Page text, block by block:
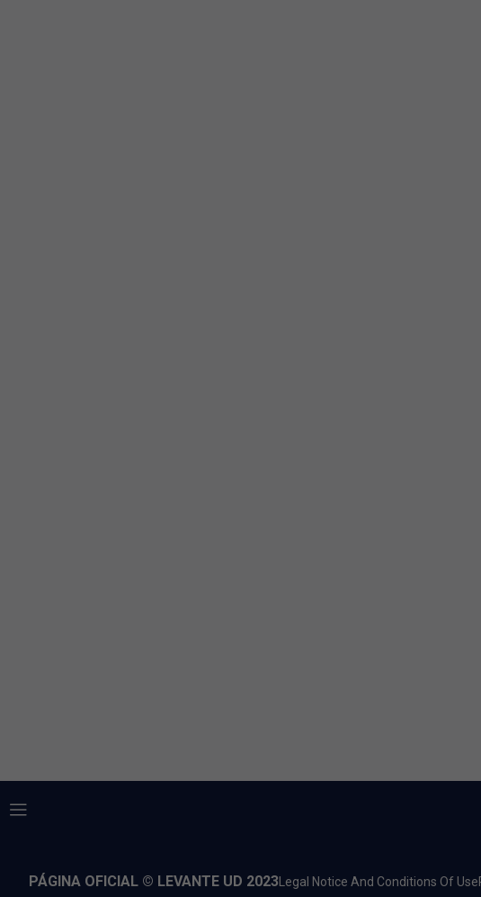
Legal Notice And Conditions Of Use
PÁGINA OFICIAL © LEVANTE UD 2023